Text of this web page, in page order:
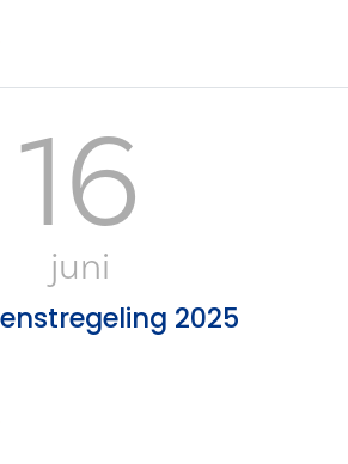
16
juni
2025